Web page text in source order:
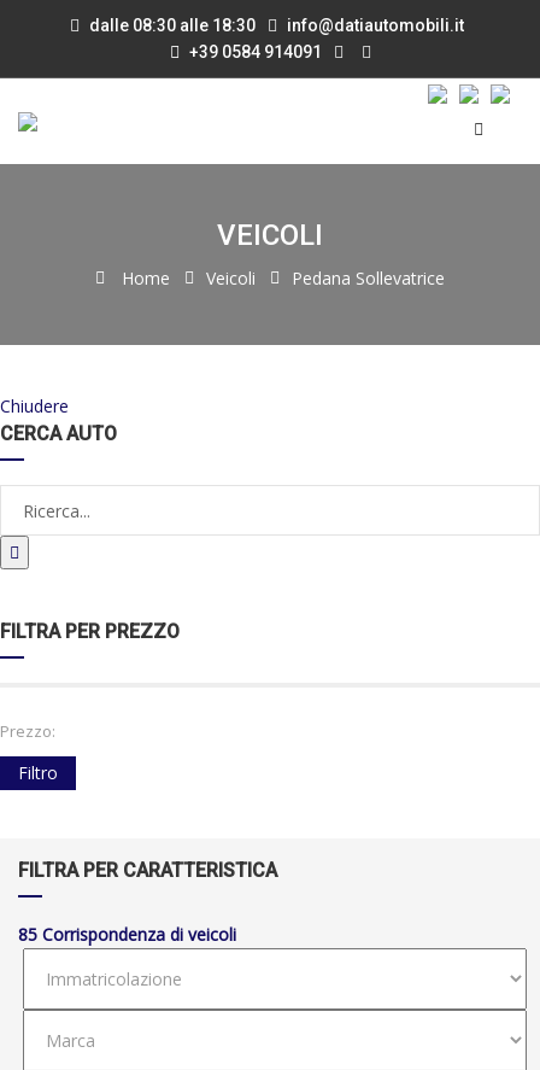
dalle 08:30 alle 18:30
info@datiautomobili.it
+39 0584 914091
VEICOLI
Home Veicoli Pedana Sollevatrice
Chiudere
CERCA AUTO
FILTRA PER PREZZO
Prezzo:
Filtro
FILTRA PER CARATTERISTICA
85 Corrispondenza di veicoli